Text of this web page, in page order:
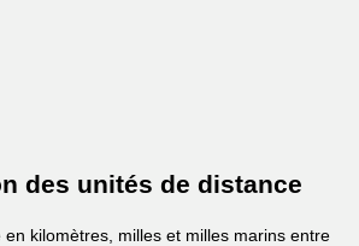
des unités de distance
en kilomètres, milles et milles marins entre